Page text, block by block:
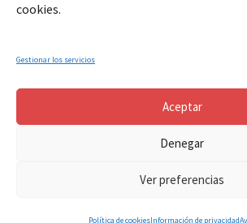
cookies.
Gestionar los servicios
Aceptar
Denegar
Ver preferencias
Política de cookiesInformación de privacidad
Política de Privacidad
Extremadura-España). All Rights